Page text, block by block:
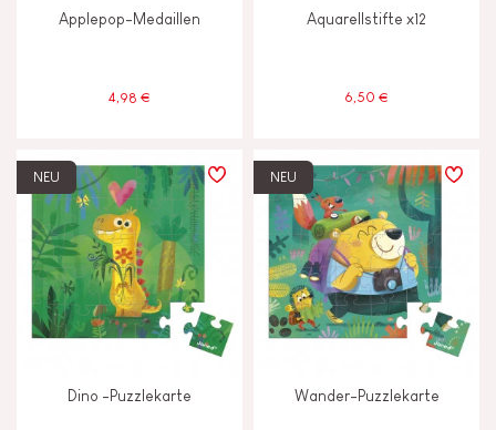
Applepop-Medaillen
4,98 €
Aquarellstifte x12
6,50 €
NEU
Dino -Puzzlekarte
NEU
Wander-Puzzlekarte